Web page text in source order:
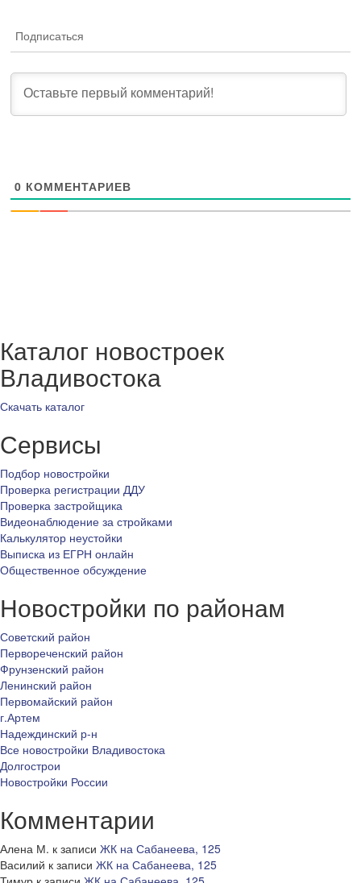
Подписаться
0 КОММЕНТАРИЕВ
Каталог новостроек
Владивостока
Скачать каталог
Сервисы
Подбор новостройки
Проверка регистрации ДДУ
Проверка застройщика
Видеонаблюдение за стройками
Калькулятор неустойки
Выписка из ЕГРН онлайн
Общественное обсуждение
Новостройки по районам
Советский район
Первореченский район
Фрунзенский район
Ленинский район
Первомайский район
г.Артем
Надеждинский р-н
Все новостройки Владивостока
Долгострои
Новостройки России
Комментарии
Алена М. к записи ЖК на Сабанеева, 125
Василий к записи ЖК на Сабанеева, 125